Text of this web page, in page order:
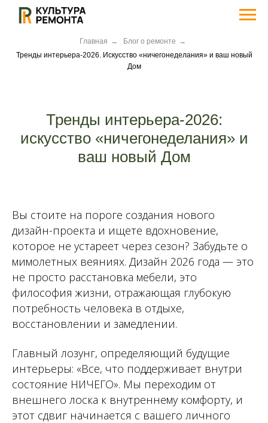
Главная → Блог о ремонте →
Тренды интерьера-2026. Искусство «ничегонеделания» и ваш новый
Дом
Тренды интерьера-2026:
искусство «ничегонеделания» и
ваш новый Дом
Вы стоите на пороге создания нового
дизайн-проекта и ищете вдохновение,
которое не устареет через сезон? Забудьте о
мимолетных веяниях. Дизайн 2026 года — это
не просто расстановка мебели, это
философия жизни, отражающая глубокую
потребность человека в отдыхе,
восстановлении и замедлении.
Главный лозунг, определяющий будущие
интерьеры: «Все, что поддерживает внутри
состояние НИЧЕГО». Мы переходим от
внешнего лоска к внутреннему комфорту, и
этот сдвиг начинается с вашего личного